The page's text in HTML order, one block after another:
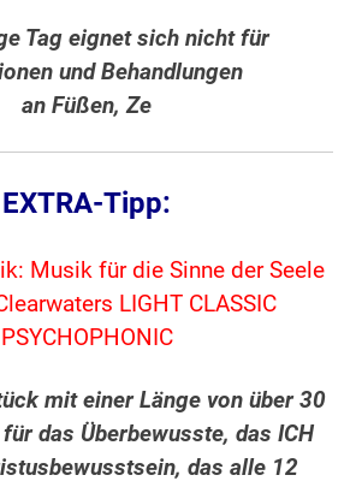
Tag eignet sich nicht für
und Behandlungen
an Füßen, Ze
EXTRA-Tipp:
Musik für die Sinne der Seele
LIGHT CLASSIC
PSYCHOPHONIC
mit einer Länge von über 30
das Überbewusste, das ICH
das alle 12